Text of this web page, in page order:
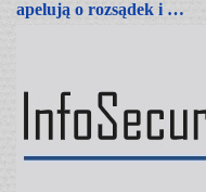
apelują o rozsądek i …